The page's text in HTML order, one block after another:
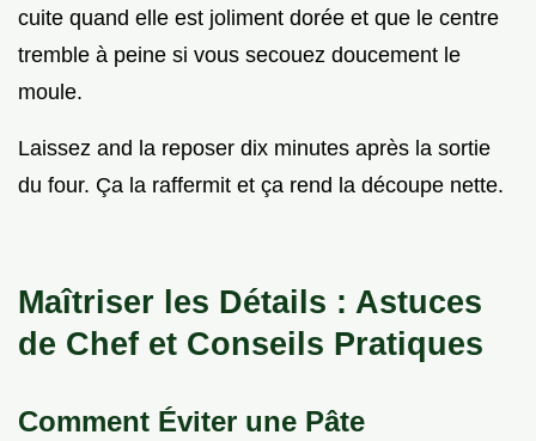
cuite quand elle est joliment dorée et que le centre
tremble à peine si vous secouez doucement le
moule.
Laissez and la reposer dix minutes après la sortie
du four. Ça la raffermit et ça rend la découpe nette.
Maîtriser les Détails : Astuces
de Chef et Conseils Pratiques
Comment Éviter une Pâte